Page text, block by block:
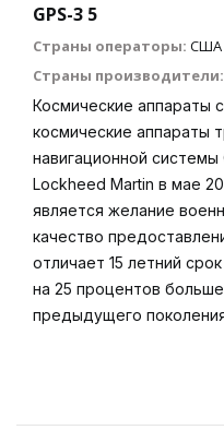
GPS-3 5
Страны операторы: США
Страны производители:
Космические аппараты
космические аппараты
навигационной
Lockheed Martin в мае
является желание
качество
отличает 15 летний
на 25 процентов
предыдущего